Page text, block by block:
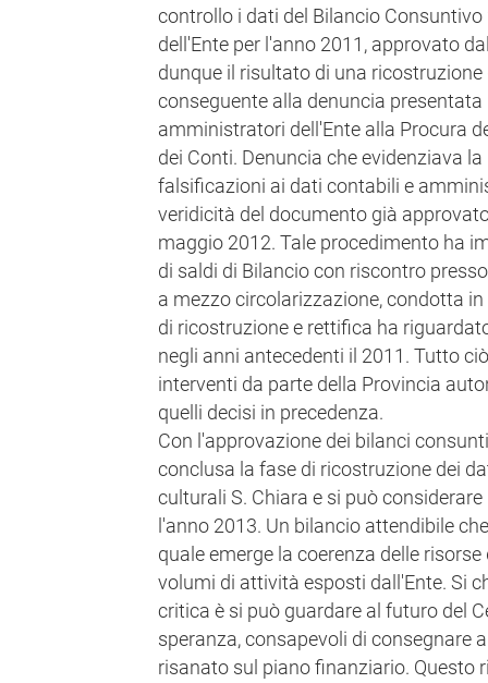
controllo i dati del Bilancio
dell'Ente per l'anno 2011, approvato
dunque il risultato di una
conseguente alla denuncia
amministratori dell'Ente alla Procura
dei Conti. Denuncia che evidenziava
falsificazioni ai dati contabili e
veridicità del documento già
maggio 2012. Tale procedimento ha
di saldi di Bilancio con riscontro
a mezzo circolarizzazione, condotta
di ricostruzione e rettifica ha
negli anni antecedenti il 2011. Tutto
interventi da parte della Provincia
quelli decisi in precedenza.
Con l'approvazione dei bilanci
conclusa la fase di ricostruzione dei
culturali S. Chiara e si può
l'anno 2013. Un bilancio attendibile
quale emerge la coerenza delle
volumi di attività esposti dall'Ente. Si
critica è si può guardare al futuro del
speranza, consapevoli di consegnare
risanato sul piano finanziario. Questo